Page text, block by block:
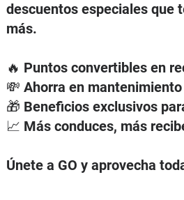
descuentos especiales que
más.
🔥 Puntos convertibles en
💸 Ahorra en
🎁 Beneficios exclusivos
📈 Más conduces, más
Únete a GO y aprovecha